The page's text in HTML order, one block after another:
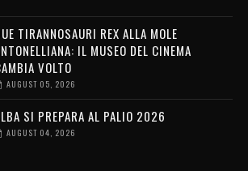
TIRANNOSAURI REX ALLA MOLE
IL MUSEO DEL CINEMA
VOLTO
AUGUST 05, 2026
SI PREPARA AL PALIO 2026
AUGUST 04, 2026